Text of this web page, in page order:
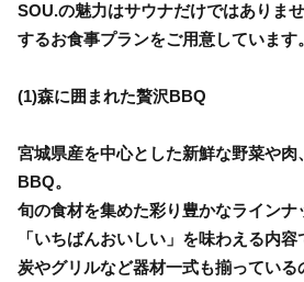
SOU.の魅力はサウナだけではありま
するお食事プランをご用意しています。
(1)森に囲まれた贅沢BBQ
宮城県産を中心とした新鮮な野菜や肉
BBQ。
旬の食材を集めた彩り豊かなラインナ
「いちばんおいしい」を味わえる内容
炭やグリルなど器材一式も揃っている